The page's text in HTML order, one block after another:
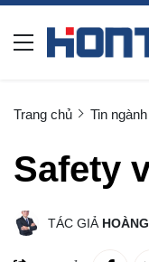
Trang chủ Tin
Safety
TÁC GIẢ